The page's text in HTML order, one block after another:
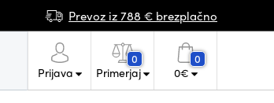
Prevoz iz 788 € brezplačno
Prijava
0
Primerjaj
0
0€